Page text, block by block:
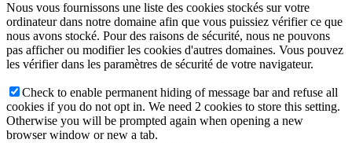
Nous vous fournissons une liste des cookies stockés sur votre
ordinateur dans notre domaine afin que vous puissiez vérifier ce que
nous avons stocké. Pour des raisons de sécurité, nous ne pouvons
pas afficher ou modifier les cookies d'autres domaines. Vous pouvez
les vérifier dans les paramètres de sécurité de votre navigateur.
Check to enable permanent hiding of message bar and refuse all
cookies if you do not opt in. We need 2 cookies to store this setting.
Otherwise you will be prompted again when opening a new
browser window or new a tab.